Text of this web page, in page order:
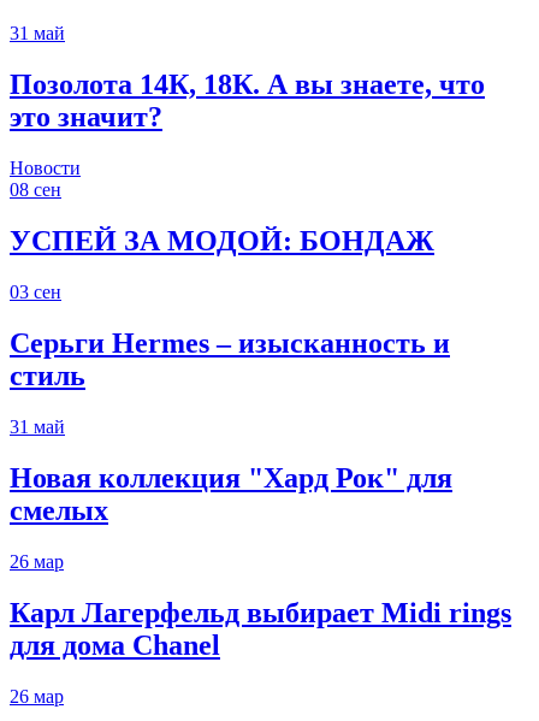
31 май
Позолота 14К, 18К. А вы знаете, что
это значит?
Новости
08 сен
УСПЕЙ ЗА МОДОЙ: БОНДАЖ
03 сен
Серьги Hermes – изысканность и
стиль
31 май
Новая коллекция "Хард Рок" для
смелых
26 мар
Карл Лагерфельд выбирает Midi rings
для дома Chanel
26 мар